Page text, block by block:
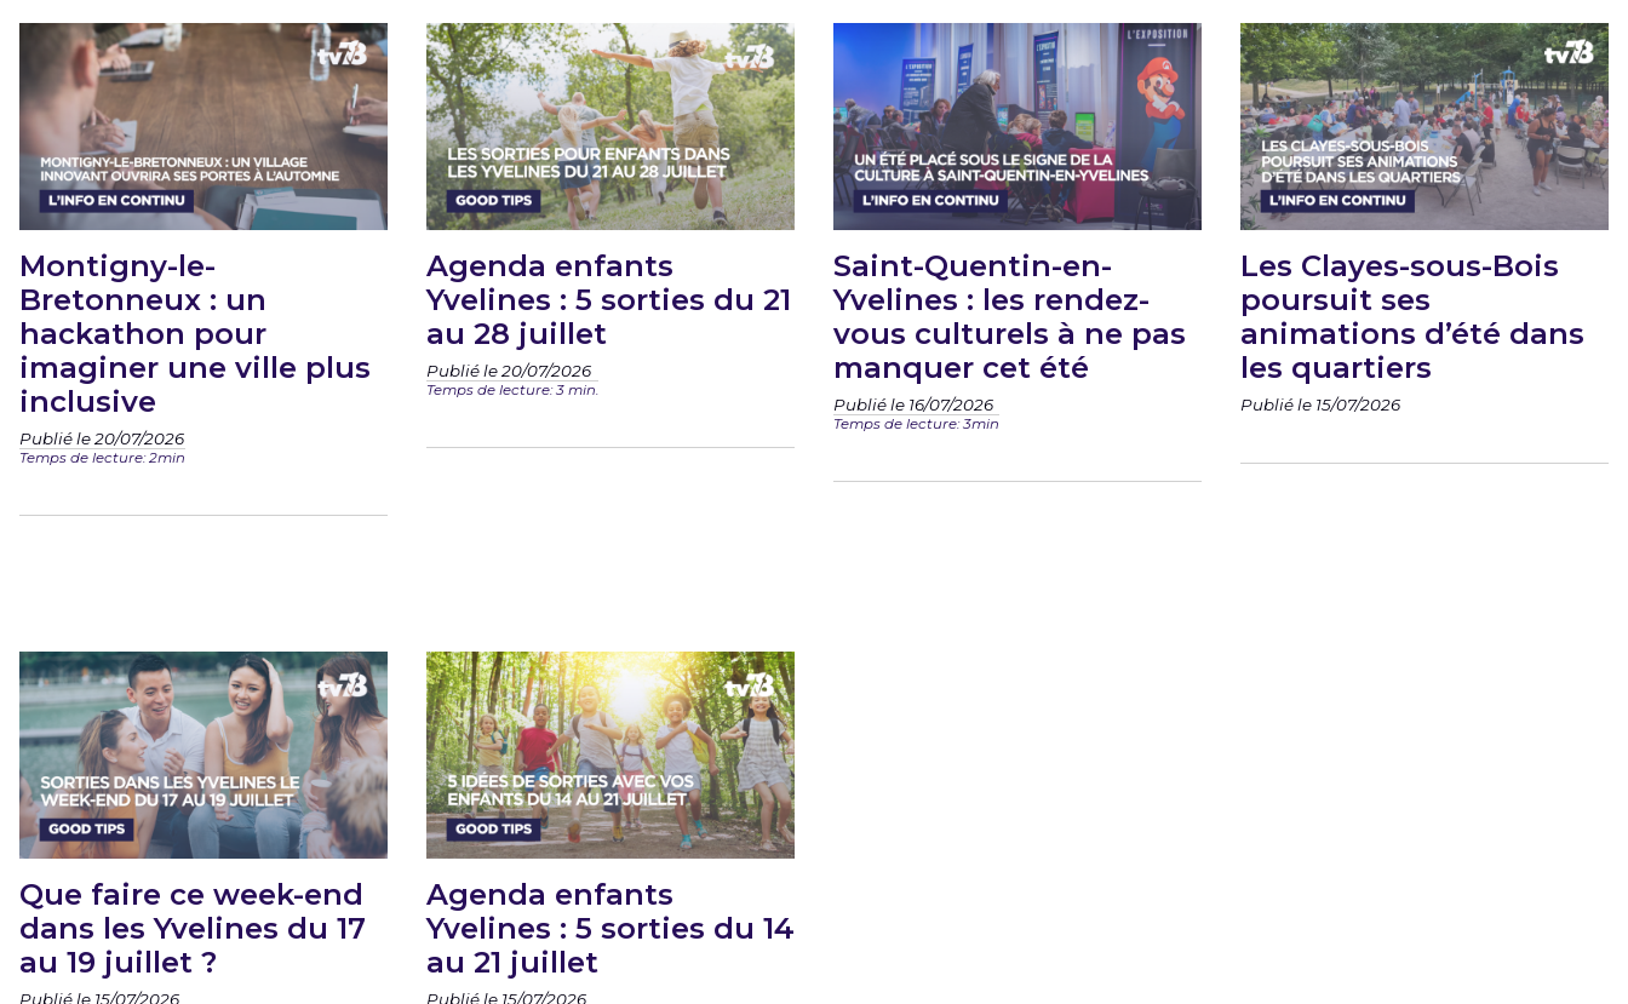
Montigny-le-
Bretonneux : un
hackathon pour
imaginer une ville plus
inclusive
Publié le 20/07/2026
Temps de lecture: 2min
Agenda enfants
Yvelines : 5 sorties du 21
au 28 juillet
Publié le 20/07/2026
Temps de lecture: 3 min.
Saint-Quentin-en-
Yvelines : les rendez-
vous culturels à ne pas
manquer cet été
Publié le 16/07/2026
Temps de lecture: 3min
Les Clayes-sous-Bois
poursuit ses
animations d’été dans
les quartiers
Publié le 15/07/2026
Que faire ce week-end
dans les Yvelines du 17
au 19 juillet ?
Publié le 15/07/2026
Agenda enfants
Yvelines : 5 sorties du 14
au 21 juillet
Publié le 15/07/2026